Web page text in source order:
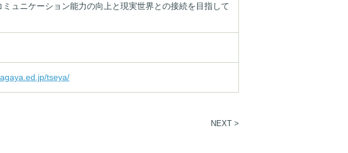
ミュニケーション能力の向上と現実世界との接続を目指して
tseya/
NEXT >